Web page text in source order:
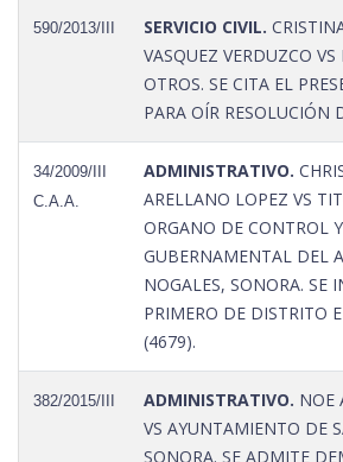
590/2013/III SERVICIO CIVIL.
VASQUEZ VERDUZCO VS
OTROS. SE CITA EL
PARA OÍR RESOLUCIÓN
34/2009/III
C.A.A.
ADMINISTRATIVO.
ARELLANO LOPEZ VS
ORGANO DE CONTROL
GUBERNAMENTAL DEL
NOGALES, SONORA. SE
PRIMERO DE DISTRITO
(4679).
382/2015/III ADMINISTRATIVO. NOE
VS AYUNTAMIENTO DE
SONORA. SE ADMITE